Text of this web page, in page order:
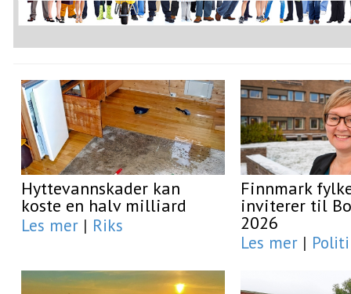
Hyttevannskader kan
koste en halv milliard
Les mer | Riks
Finnmark
inviterer til
2026
Les mer |